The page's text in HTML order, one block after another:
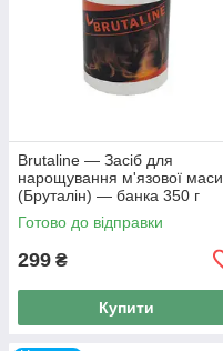
Brutaline — Засіб для
нарощування м'язової маси
(Бруталін) — банка 350 г
Готово до відправки
299 ₴
Купити